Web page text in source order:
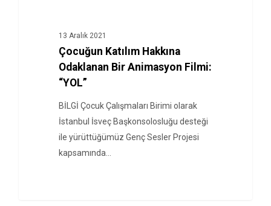
13 Aralık 2021
Çocuğun Katılım Hakkına
Odaklanan Bir Animasyon Filmi:
“YOL”
BİLGİ Çocuk Çalışmaları Birimi olarak
İstanbul İsveç Başkonsolosluğu desteği
ile yürüttüğümüz Genç Sesler Projesi
kapsamında…